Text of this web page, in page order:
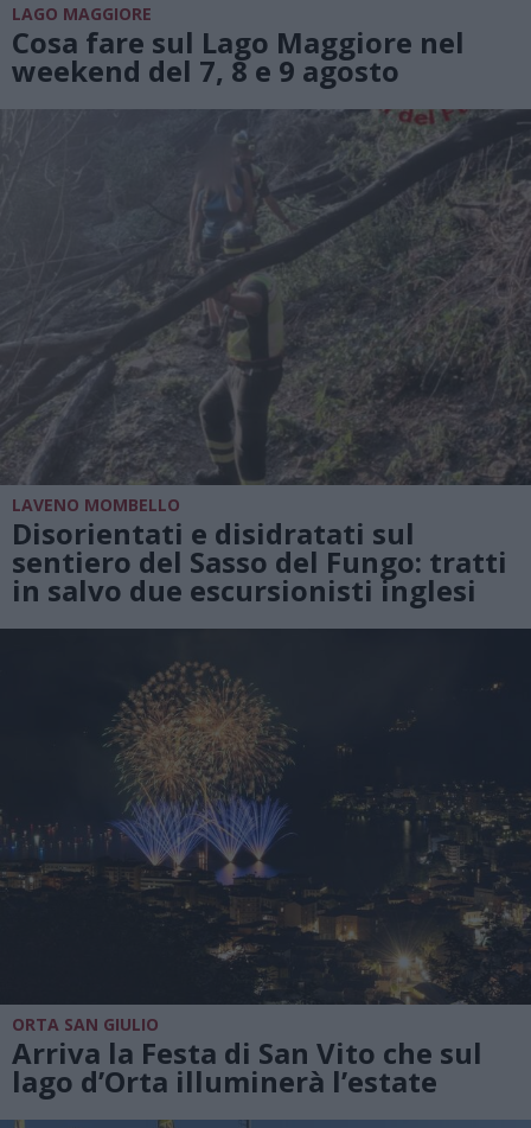
LAGO MAGGIORE
Cosa fare sul Lago Maggiore nel
weekend del 7, 8 e 9 agosto
LAVENO MOMBELLO
Disorientati e disidratati sul
sentiero del Sasso del Fungo: tratti
in salvo due escursionisti inglesi
ORTA SAN GIULIO
Arriva la Festa di San Vito che sul
lago d’Orta illuminerà l’estate